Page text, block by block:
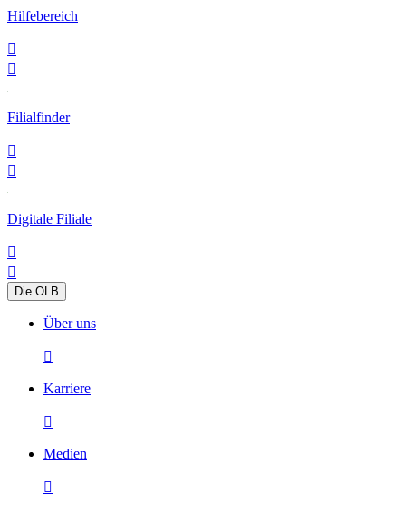
Hilfebereich


Filialfinder


Digitale Filiale


Die OLB
Über uns

Karriere

Medien
